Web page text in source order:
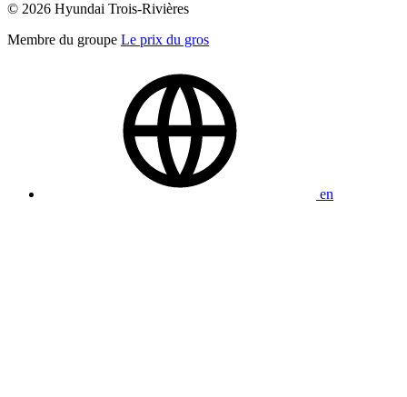
© 2026 Hyundai Trois-Rivières
Membre du groupe Le prix du gros
en